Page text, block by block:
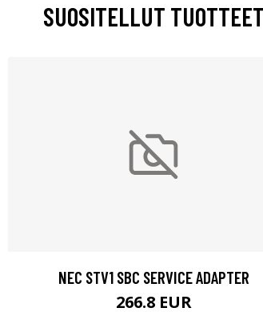
SUOSITELLUT TUOTTEET
NEC STV1 SBC SERVICE ADAPTER
266.8 EUR